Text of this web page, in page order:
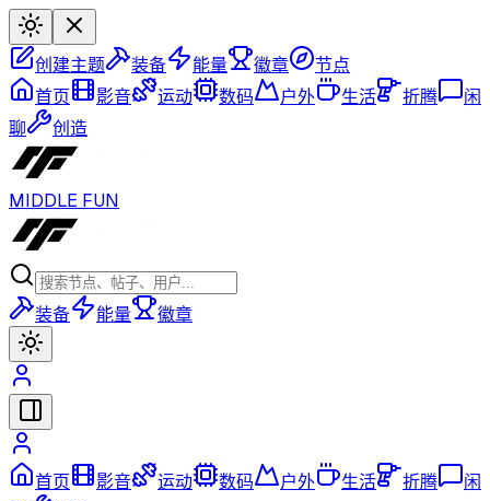
创建主题 装备 能量 徽章
节点
首页
影音 运动 数码 户外 生活 折腾
闲
聊
创造
MIDDLE FUN
装备 能量 徽章
首页 影音 运动 数码 户外 生活 折腾
闲